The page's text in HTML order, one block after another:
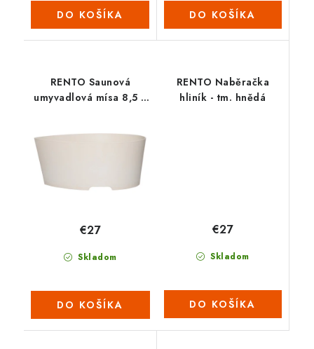
DO KOŠÍKA DO KOŠÍKA
RENTO Saunová
umyvadlová mísa 8,5 L
Skladom
€27
DO KOŠÍKA
RENTO Naběračka
hliník - tm. hnědá
Skladom
€27
DO KOŠÍKA